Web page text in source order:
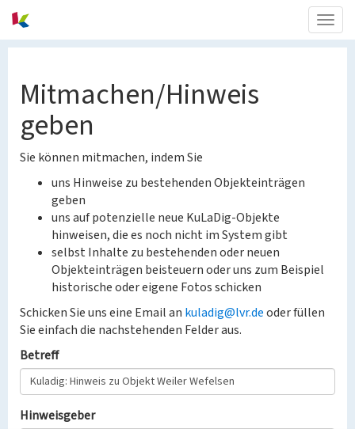
Mitmachen/Hinweis
geben
Sie können mitmachen, indem Sie
uns Hinweise zu bestehenden Objekteinträgen
geben
uns auf potenzielle neue KuLaDig-Objekte
hinweisen, die es noch nicht im System gibt
selbst Inhalte zu bestehenden oder neuen
Objekteinträgen beisteuern oder uns zum Beispiel
historische oder eigene Fotos schicken
Schicken Sie uns eine Email an kuladig@lvr.deoder füllen
Sie einfach die nachstehenden Felder aus.
Betreff
Hinweisgeber